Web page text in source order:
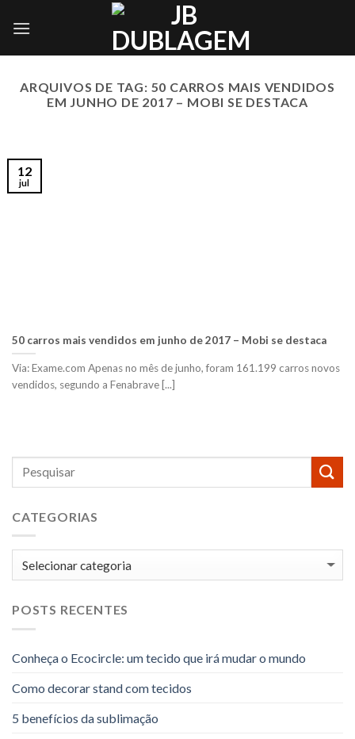
ARQUIVOS DE TAG: 50 CARROS MAIS VENDIDOS
EM JUNHO DE 2017 – MOBI SE DESTACA
CATEGORIAS
Categorias
POSTS RECENTES
Conheça o Ecocircle: um tecido que irá mudar o mundo
Como decorar stand com tecidos
5 benefícios da sublimação
50 carros mais vendidos em junho de 2017 – Mobi se destaca
Via: Exame.com Apenas no mês de junho, foram 161.199 carros novos
vendidos, segundo a Fenabrave [...]
12
jul